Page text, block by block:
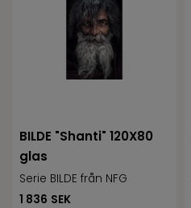
BILDE "Shanti" 120X80
glas
Serie BILDE från NFG
1 836 SEK